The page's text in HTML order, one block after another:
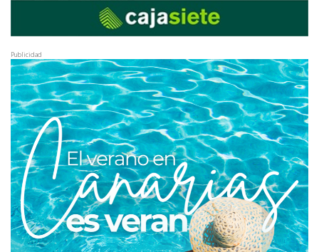
Publicidad